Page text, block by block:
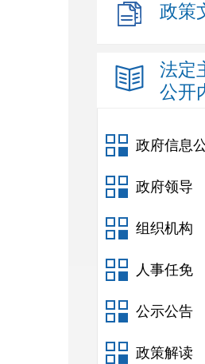
政策
法定
公开
政府信息
政府领导
组织机构
人事任免
公示公告
政策解读